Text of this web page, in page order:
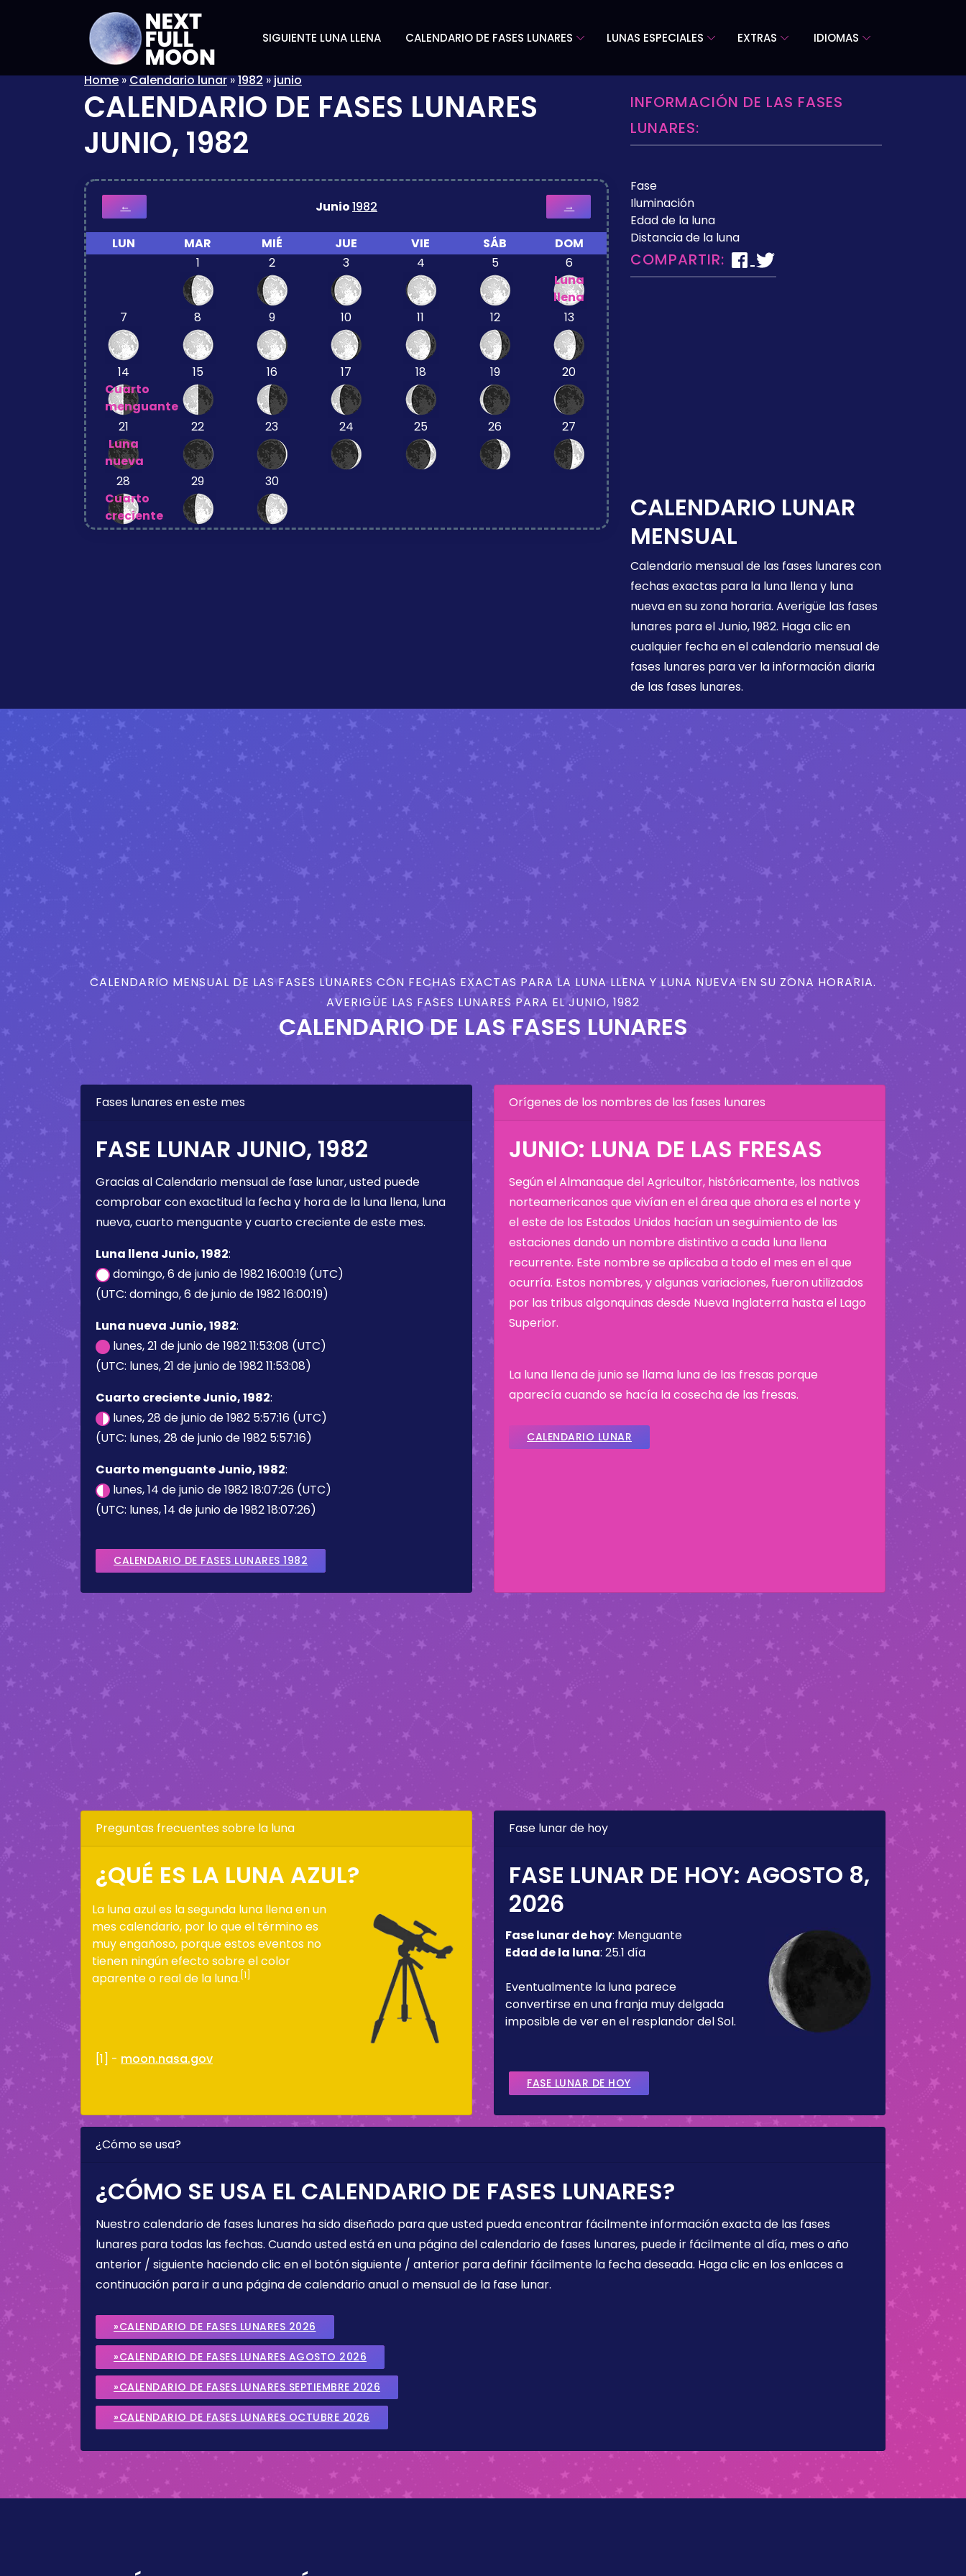
SIGUIENTE LUNA LLENA CALENDARIO DE FASES LUNARES LUNAS ESPECIALES EXTRAS IDIOMAS
Home»Calendario lunar»1982»junio
CALENDARIO DE FASES LUNARES
JUNIO, 1982
← Junio1982 →
LUN MAR MIÉ JUE VIE SÁB
DOM
1
2 3 4 5
6
Luna
llena
7
8 9 10 11 12 13
14
Cuarto
menguante
15 16 17 18 19 20
21
Luna
nueva
22 23 24 25 26 27
28
Cuarto
creciente
29 30
INFORMACIÓN DE LAS FASES
LUNARES:
Fase
Iluminación
Edad de la luna
Distancia de la luna
COMPARTIR:
CALENDARIO LUNAR
MENSUAL
Calendario mensual de las fases lunares con
fechas exactas para la luna llena y luna
nueva en su zona horaria. Averigüe las fases
lunares para el Junio, 1982. Haga clic en
cualquier fecha en el calendario mensual de
fases lunares para ver la información diaria
de las fases lunares.
CALENDARIO MENSUAL DE LAS FASES LUNARES CON FECHAS EXACTAS PARA LA LUNA LLENA Y LUNA NUEVA EN SU ZONA HORARIA.
AVERIGÜE LAS FASES LUNARES PARA EL JUNIO, 1982
CALENDARIO DE LAS FASES LUNARES
Fases lunares en este mes
FASE LUNAR JUNIO, 1982
Gracias al Calendario mensual de fase lunar, usted puede
comprobar con exactitud la fecha y hora de la luna llena, luna
nueva, cuarto menguante y cuarto creciente de este mes.
Luna llena Junio, 1982:
domingo, 6 de junio de 1982 16:00:19 (UTC)
(UTC: domingo, 6 de junio de 1982 16:00:19)
Luna nueva Junio, 1982:
lunes, 21 de junio de 1982 11:53:08 (UTC)
(UTC: lunes, 21 de junio de 1982 11:53:08)
Cuarto creciente Junio, 1982:
lunes, 28 de junio de 1982 5:57:16 (UTC)
(UTC: lunes, 28 de junio de 1982 5:57:16)
Cuarto menguante Junio, 1982:
lunes, 14 de junio de 1982 18:07:26 (UTC)
(UTC: lunes, 14 de junio de 1982 18:07:26)
CALENDARIO DE FASES LUNARES 1982
Orígenes de los nombres de las fases lunares
JUNIO: LUNA DE LAS FRESAS
Según el Almanaque del Agricultor, históricamente, los nativos
norteamericanos que vivían en el área que ahora es el norte y
el este de los Estados Unidos hacían un seguimiento de las
estaciones dando un nombre distintivo a cada luna llena
recurrente. Este nombre se aplicaba a todo el mes en el que
ocurría. Estos nombres, y algunas variaciones, fueron utilizados
por las tribus algonquinas desde Nueva Inglaterra hasta el Lago
Superior.
La luna llena de junio se llama luna de las fresas porque
aparecía cuando se hacía la cosecha de las fresas.
CALENDARIO LUNAR
Preguntas frecuentes sobre la luna
¿QUÉ ES LA LUNA AZUL?
La luna azul es la segunda luna llena en un
mes calendario, por lo que el término es
muy engañoso, porque estos eventos no
tienen ningún efecto sobre el color
aparente o real de la luna. [1]
[1] - moon.nasa.gov
Fase lunar de hoy
FASE LUNAR DE HOY: AGOSTO 8,
2026
Fase lunar de hoy: Menguante
Edad de la luna: 25.1 día
Eventualmente la luna parece
convertirse en una franja muy delgada
imposible de ver en el resplandor del Sol.
FASE LUNAR DE HOY
¿Cómo se usa?
¿CÓMO SE USA EL CALENDARIO DE FASES LUNARES?
Nuestro calendario de fases lunares ha sido diseñado para que usted pueda encontrar fácilmente información exacta de las fases
lunares para todas las fechas. Cuando usted está en una página del calendario de fases lunares, puede ir fácilmente al día, mes o año
anterior / siguiente haciendo clic en el botón siguiente / anterior para definir fácilmente la fecha deseada. Haga clic en los enlaces a
continuación para ir a una página de calendario anual o mensual de la fase lunar.
»CALENDARIO DE FASES LUNARES 2026
»CALENDARIO DE FASES LUNARES AGOSTO 2026
»CALENDARIO DE FASES LUNARES SEPTIEMBRE 2026
»CALENDARIO DE FASES LUNARES OCTUBRE 2026